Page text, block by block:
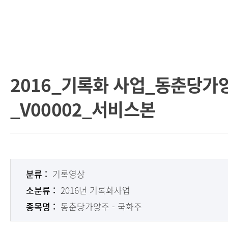
2016_기록화 사업_동춘당가
_V00002_서비스본
분류 : 기록영상
소분류 : 2016년 기록화사업
종목명 : 동춘당가양주 - 국화주